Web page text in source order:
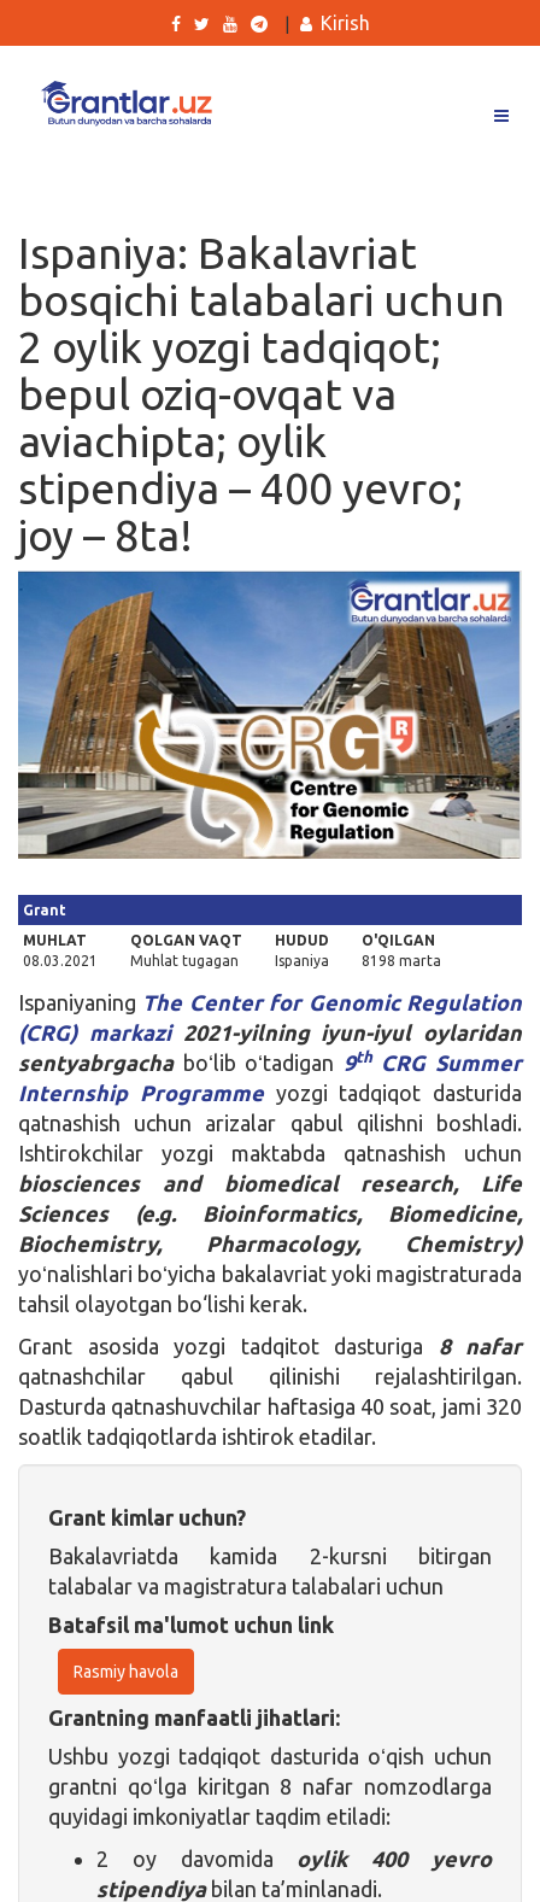
Ishlar
Kurslar
Blog
Yana
Qidirish
Kirish
Kirish
Ispaniya: Bakalavriat
bosqichi talabalari uchun
2 oylik yozgi tadqiqot;
bepul oziq-ovqat va
aviachipta; oylik
stipendiya – 400 yevro;
joy – 8ta!
Grant
MUHLAT
08.03.2021
QOLGAN VAQT
Muhlat tugagan
HUDUD
Ispaniya
O'QILGAN
8198 marta
Ispaniyaning The Center for Genomic Regulation
(CRG) markazi 2021-yilning iyun-iyul oylaridan
sentyabrgachaboʻlib oʻtadigan 9thCRG Summer
Internship Programme yozgi tadqiqot dasturida
qatnashish uchun arizalar qabul qilishni boshladi.
Ishtirokchilar yozgi maktabda qatnashish uchun
biosciences and biomedical research, Life
Sciences (e.g. Bioinformatics, Biomedicine,
Biochemistry, Pharmacology, Chemistry)
yoʻnalishlari boʻyicha bakalavriat yoki magistraturada
tahsil olayotgan bo‘lishi kerak.
Grant asosida yozgi tadqitot dasturiga 8 nafar
qatnashchilar qabul qilinishi rejalashtirilgan.
Dasturda qatnashuvchilar haftasiga 40 soat, jami 320
soatlik tadqiqotlarda ishtirok etadilar.
Grant kimlar uchun?
Bakalavriatda kamida 2-kursni bitirgan
talabalar va magistratura talabalari uchun
Batafsil ma'lumot uchun link
Rasmiy havola
Grantning manfaatli jihatlari:
Ushbu yozgi tadqiqot dasturida oʻqish uchun
grantni qoʻlga kiritgan 8 nafar nomzodlarga
quyidagi imkoniyatlar taqdim etiladi:
2 oy davomida oylik 400 yevro
stipendiyabilan ta’minlanadi.